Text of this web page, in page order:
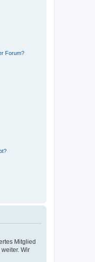
Forum?
Mitglied
Wir